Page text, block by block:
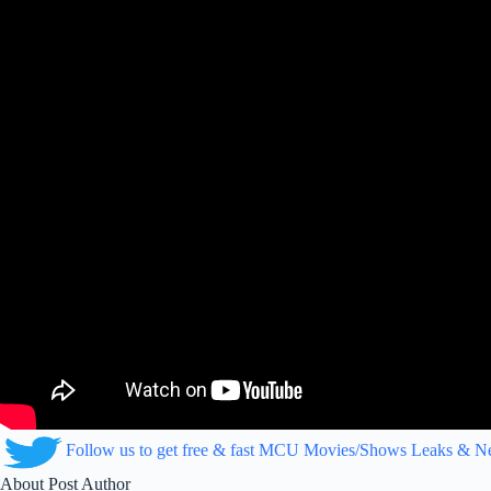
Follow us to get free & fast MCU Movies/Shows Leaks &
About Post Author